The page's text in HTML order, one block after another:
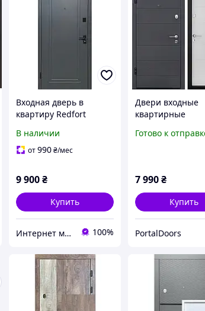
Входная дверь в
квартиру Redfort
матовый, серия
Оптима+
В наличии
от990₴/мес
9 900₴
Купить
Интернет магазин Астрей 100%
Двери входные
квартирные
ПБ-202 960/
квартиру
Готово к
7 990₴
Купить
PortalDoors